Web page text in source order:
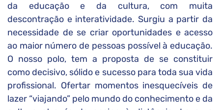
da educação e da cultura, com muita
descontração e interatividade. Surgiu a partir da
necessidade de se criar oportunidades e acesso
ao maior número de pessoas possível à educação.
O nosso polo, tem a proposta de se constituir
como decisivo, sólido e sucesso para toda sua vida
profissional. Ofertar momentos inesquecíveis de
lazer “viajando” pelo mundo do conhecimento e da